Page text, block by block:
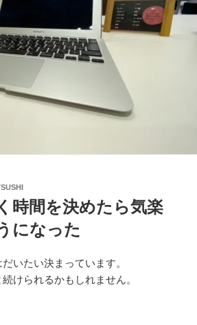
時間を決めたら気楽
になった
いたい決まっています。
けられるかもしれません。